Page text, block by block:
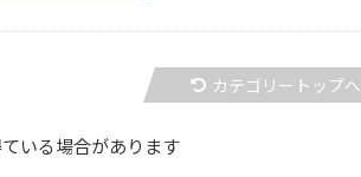
カテゴリートップへ
いる場合があります